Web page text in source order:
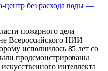
центр без расхода воды —
пожарного дела
Всероссийского НИИ
исполнилось 85 лет со
продемонстрированы
интеллекта